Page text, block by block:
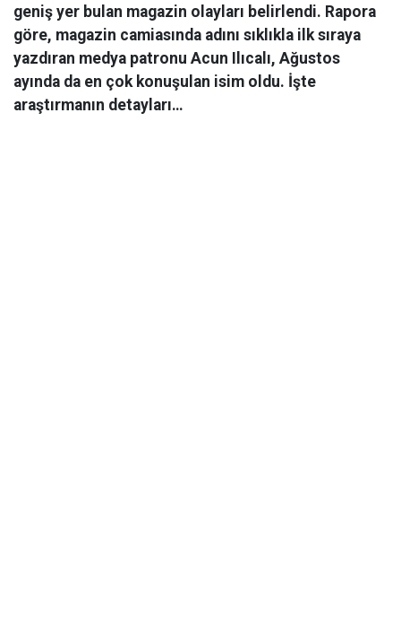
geniş yer bulan magazin olayları belirlendi. Rapora
göre, magazin camiasında adını sıklıkla ilk sıraya
yazdıran medya patronu Acun Ilıcalı, Ağustos
ayında da en çok konuşulan isim oldu. İşte
araştırmanın detayları…